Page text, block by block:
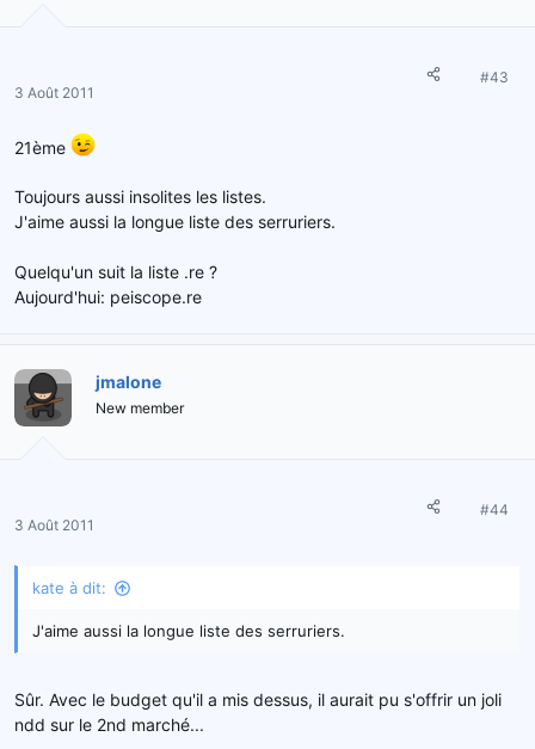
3 Août 2011
#43
21ème
Toujours aussi insolites les listes.
J'aime aussi la longue liste des serruriers.
Quelqu'un suit la liste .re ?
Aujourd'hui: peiscope.re
jmalone
New member
3 Août 2011
#44
kate à dit:
J'aime aussi la longue liste des serruriers.
Sûr. Avec le budget qu'il a mis dessus, il aurait pu s'offrir un joli
ndd sur le 2nd marché...